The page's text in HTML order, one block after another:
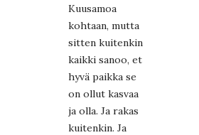
Kuusamoa
kohtaan, mutta
sitten kuitenkin
kaikki sanoo, et
hyvä paikka se
on ollut kasvaa
ja olla. Ja rakas
kuitenkin. Ja